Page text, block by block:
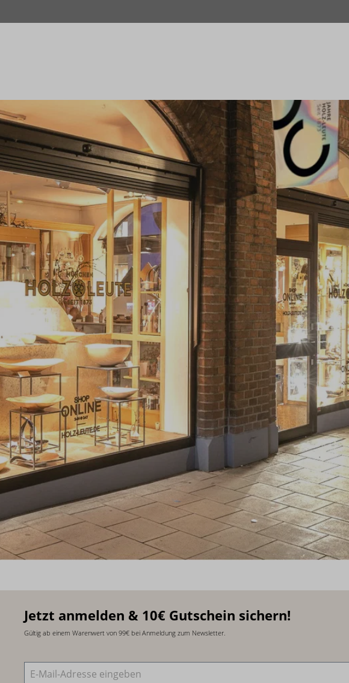
Jetzt anmelden & 10€ Gutschein sichern!
Gültig ab einem Warenwert von 99€ bei Anmeldung zum Newsletter.
E-Mail-Adresse